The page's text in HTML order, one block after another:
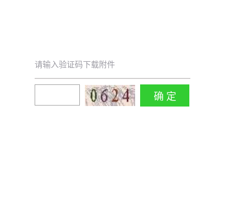
请输入验证码下载附件